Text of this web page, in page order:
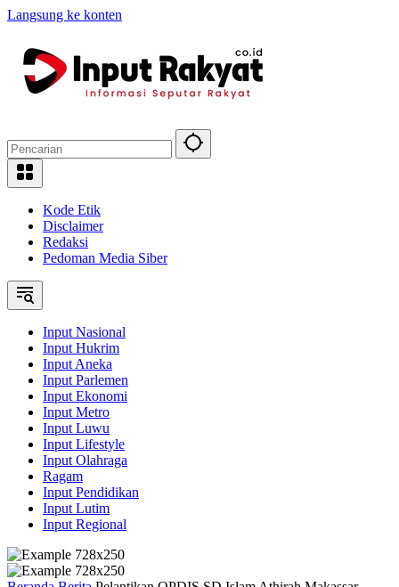
Langsung ke konten
Kode Etik
Disclaimer
Redaksi
Pedoman Media Siber
Input Nasional
Input Hukrim
Input Aneka
Input Parlemen
Input Ekonomi
Input Metro
Input Luwu
Input Lifestyle
Input Olahraga
Ragam
Input Pendidikan
Input Lutim
Input Regional